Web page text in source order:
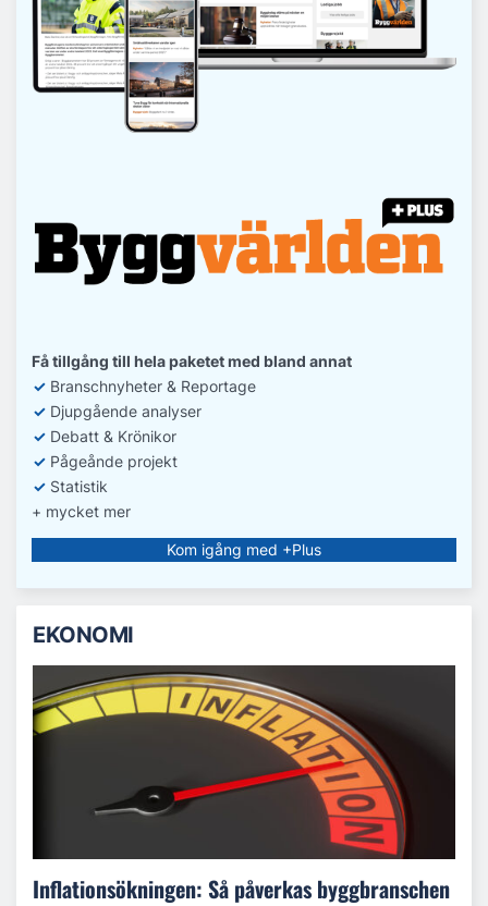
Få tillgång till hela paketet med bland annat
✓ Branschnyheter & Reportage
✓ Djupgående analyser
✓ Debatt & Krönikor
✓ Pågeånde projekt
✓ Statistik
+ mycket mer
Kom igång med +Plus
EKONOMI
Inflationsökningen: Så påverkas byggbranschen